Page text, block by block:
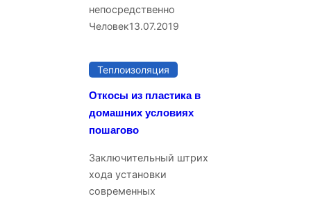
непосредственно
Человек13.07.2019
Теплоизоляция
Откосы из пластика в
домашних условиях
пошагово
Заключительный штрих
хода установки
современных